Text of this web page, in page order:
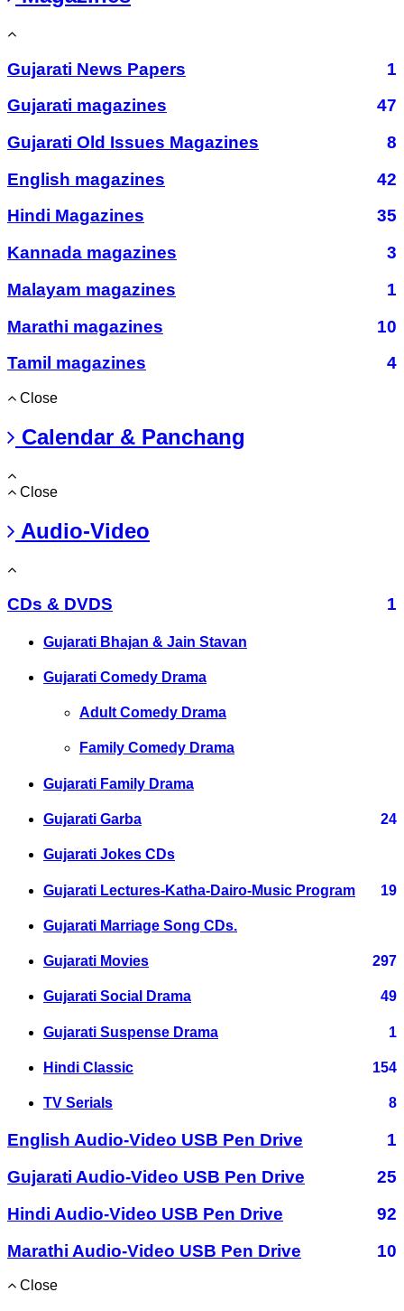
Gujarati News Papers
1
Gujarati magazines
47
Gujarati Old Issues Magazines
8
English magazines
42
Hindi Magazines
35
Kannada magazines
3
Malayam magazines
1
Marathi magazines
10
Tamil magazines
4
Close
Calendar & Panchang
Close
Audio-Video
CDs & DVDS 1
Gujarati Bhajan & Jain Stavan
Gujarati Comedy Drama
Adult Comedy Drama
Family Comedy Drama
Gujarati Family Drama
Gujarati Garba 24
Gujarati Jokes CDs
Gujarati Lectures-Katha-Dairo-Music Program 19
Gujarati Marriage Song CDs.
Gujarati Movies 297
Gujarati Social Drama 49
Gujarati Suspense Drama 1
Hindi Classic 154
TV Serials 8
English Audio-Video USB Pen Drive
1
Gujarati Audio-Video USB Pen Drive
25
Hindi Audio-Video USB Pen Drive
92
Marathi Audio-Video USB Pen Drive
10
Close